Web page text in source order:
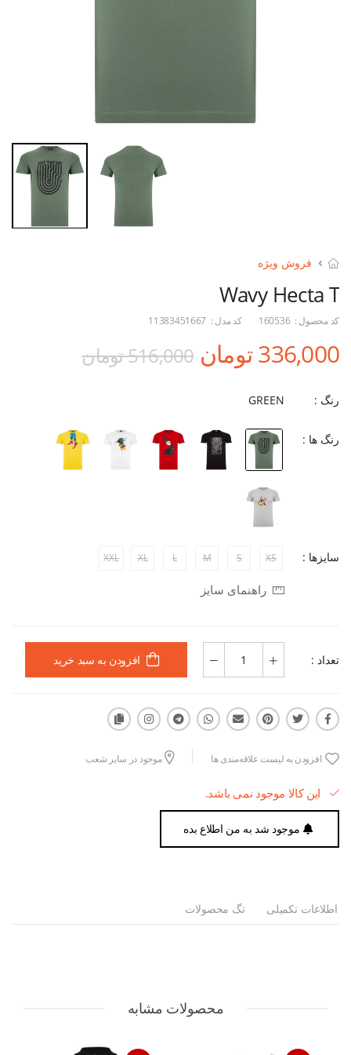
فروش ویژه
Wavy Hecta T
کد محصول : 160536 کد مدل : 11383451667
336,000 تومان 516,000 تومان
رنگ : GREEN
رنگ ها :
سایزها : XS
S
M
L
XL
XXL
راهنمای سایز
تعداد : افزودن به سبد خرید
افزودن به لیست علاقه‌مندی ها موجود در سایر شعب
این کالا موجود نمی باشد.
موجود شد به من اطلاع بده
اطلاعات تکمیلی تگ محصولات
محصولات مشابه